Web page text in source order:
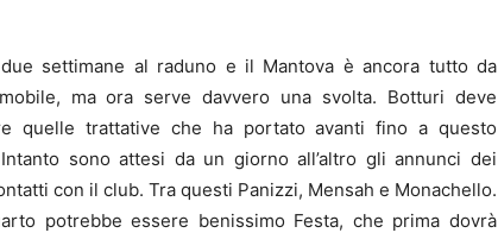
settimane al raduno e il Mantova è ancora tutto da
ma ora serve davvero una svolta. Botturi deve
quelle trattative che ha portato avanti fino a questo
sono attesi da un giorno all’altro gli annunci dei
con il club. Tra questi Panizzi, Mensah e Monachello.
potrebbe essere benissimo Festa, che prima dovrà